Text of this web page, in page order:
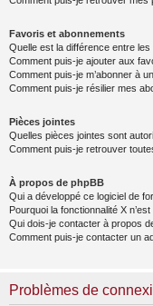
Favoris et abonnements
Quelle est la différence entre
Comment puis-je ajouter aux
Comment puis-je m’abonner à
Comment puis-je résilier mes
Pièces jointes
Quelles pièces jointes sont
Comment puis-je retrouver
À propos de phpBB
Qui a développé ce logiciel de
Pourquoi la fonctionnalité X
Qui dois-je contacter à propos
Comment puis-je contacter un
Problèmes de